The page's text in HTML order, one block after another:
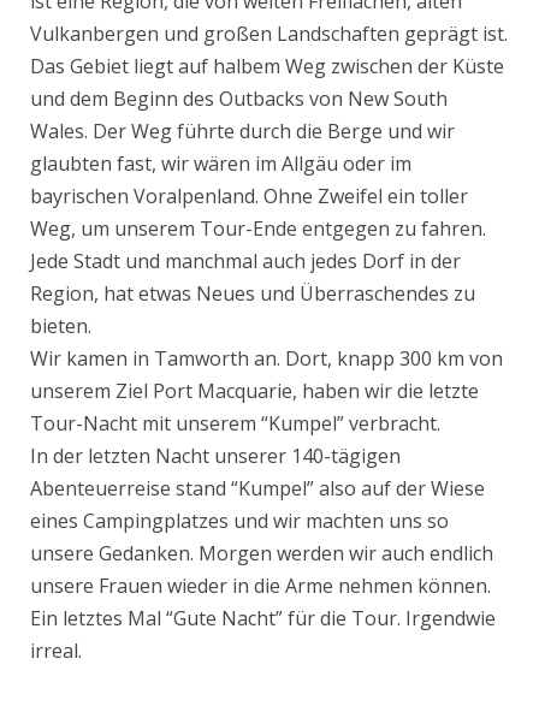
Vulkanbergen und großen Landschaften geprägt ist.
Das Gebiet liegt auf halbem Weg zwischen der Küste
und dem Beginn des Outbacks von New South
Wales. Der Weg führte durch die Berge und wir
glaubten fast, wir wären im Allgäu oder im
bayrischen Voralpenland. Ohne Zweifel ein toller
Weg, um unserem Tour-Ende entgegen zu fahren.
Jede Stadt und manchmal auch jedes Dorf in der
Region, hat etwas Neues und Überraschendes zu
bieten.
Wir kamen in Tamworth an. Dort, knapp 300 km von
unserem Ziel Port Macquarie, haben wir die letzte
Tour-Nacht mit unserem “Kumpel” verbracht.
In der letzten Nacht unserer 140-tägigen
Abenteuerreise stand “Kumpel” also auf der Wiese
eines Campingplatzes und wir machten uns so
unsere Gedanken. Morgen werden wir auch endlich
unsere Frauen wieder in die Arme nehmen können.
Ein letztes Mal “Gute Nacht” für die Tour. Irgendwie
irreal.